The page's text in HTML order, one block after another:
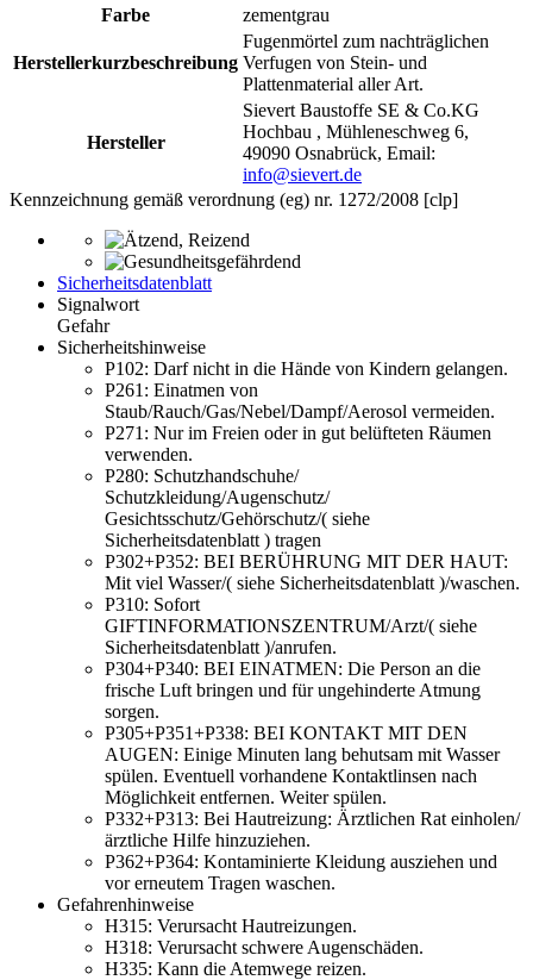
Farbe
zementgrau
Herstellerkurzbeschreibung
Fugenmörtel zum nachträglichen
Verfugen von Stein- und
Plattenmaterial aller Art.
Hersteller
Sievert Baustoffe SE & Co.KG
Hochbau , Mühleneschweg 6,
49090 Osnabrück, Email:
info@sievert.de
Kennzeichnung gemäß verordnung (eg) nr. 1272/2008 [clp]
Sicherheitsdatenblatt
Signalwort
Gefahr
Sicherheitshinweise
P102: Darf nicht in die Hände von Kindern gelangen.
P261: Einatmen von
Staub/Rauch/Gas/Nebel/Dampf/Aerosol vermeiden.
P271: Nur im Freien oder in gut belüfteten Räumen
verwenden.
P280: Schutzhandschuhe/
Schutzkleidung/Augenschutz/
Gesichtsschutz/Gehörschutz/( siehe
Sicherheitsdatenblatt ) tragen
P302+P352: BEI BERÜHRUNG MIT DER HAUT:
Mit viel Wasser/( siehe Sicherheitsdatenblatt )/waschen.
P310: Sofort
GIFTINFORMATIONSZENTRUM/Arzt/( siehe
Sicherheitsdatenblatt )/anrufen.
P304+P340: BEI EINATMEN: Die Person an die
frische Luft bringen und für ungehinderte Atmung
sorgen.
P305+P351+P338: BEI KONTAKT MIT DEN
AUGEN: Einige Minuten lang behutsam mit Wasser
spülen. Eventuell vorhandene Kontaktlinsen nach
Möglichkeit entfernen. Weiter spülen.
P332+P313: Bei Hautreizung: Ärztlichen Rat einholen/
ärztliche Hilfe hinzuziehen.
P362+P364: Kontaminierte Kleidung ausziehen und
vor erneutem Tragen waschen.
Gefahrenhinweise
H315: Verursacht Hautreizungen.
H318: Verursacht schwere Augenschäden.
H335: Kann die Atemwege reizen.